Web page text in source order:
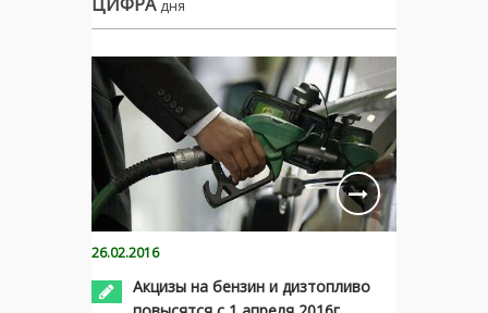
дня
26.02.2016
Акцизы на бензин и дизтопливо